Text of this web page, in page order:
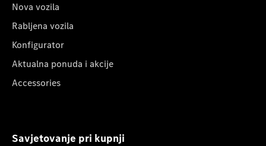
Nova vozila
Rabljena vozila
Konfigurator
Aktualna ponuda i akcije
Accessories
Savjetovanje pri kupnji